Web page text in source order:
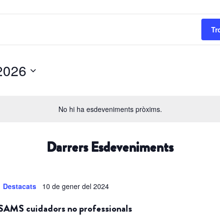
No hi ha esdeveniments pròxims.
del 2026
data.
Darrers Esdeveniments
Destacats 10 de gener del 2024
cuidadors no professionals